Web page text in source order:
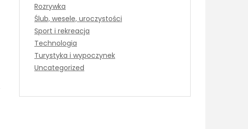
Rozrywka
Ślub, wesele, uroczystości
Sport i rekreacja
Technologia
Turystyka i wypoczynek
Uncategorized